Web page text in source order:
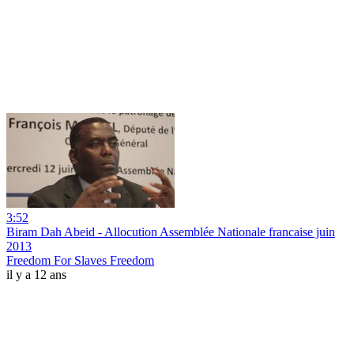
3:52
Biram Dah Abeid - Allocution Assemblée Nationale francaise juin
2013
Freedom For Slaves Freedom
il y a 12 ans